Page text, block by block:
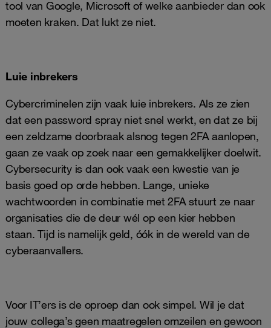
tool van Google, Microsoft of welke aanbieder dan ook
moeten kraken. Dat lukt ze niet.
Luie inbrekers
Cybercriminelen zijn vaak luie inbrekers. Als ze zien
dat een password spray niet snel werkt, en dat ze bij
een zeldzame doorbraak alsnog tegen 2FA aanlopen,
gaan ze vaak op zoek naar een gemakkelijker doelwit.
Cybersecurity is dan ook vaak een kwestie van je
basis goed op orde hebben. Lange, unieke
wachtwoorden in combinatie met 2FA stuurt ze naar
organisaties die de deur wél op een kier hebben
staan. Tijd is namelijk geld, óók in de wereld van de
cyberaanvallers.
Voor IT’ers is de oproep dan ook simpel. Wil je dat
jouw collega’s geen maatregelen omzeilen en gewoon